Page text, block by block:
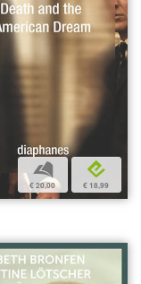
b
€ 20,00
e
€ 18,99